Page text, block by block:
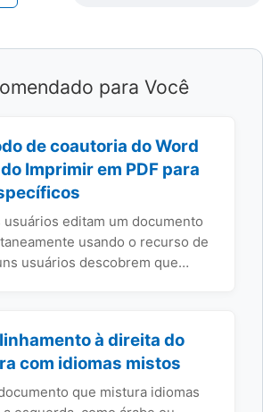
para Você
de coautoria do Word
Imprimir em PDF para
usuários editam um documento
usando o recurso de
usuários descobrem que…
à direita do
com idiomas mistos
que mistura idiomas